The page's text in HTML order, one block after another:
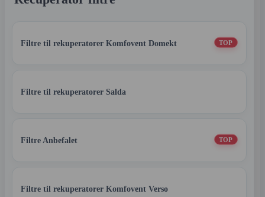
Filtre til rekuperatorer Komfovent Domekt TOP
Filtre til rekuperatorer Salda
Filtre Anbefalet TOP
Filtre til rekuperatorer Komfovent Verso